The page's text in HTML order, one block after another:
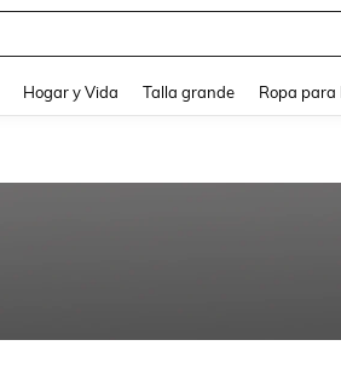
Hogar y Vida Talla grande Ropa para